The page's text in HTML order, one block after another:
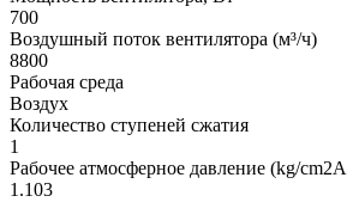
700
Воздушный поток вентилятора (м³/ч)
8800
Рабочая среда
Воздух
Количество ступеней сжатия
1
Рабочее атмосферное давление (kg/
1.103